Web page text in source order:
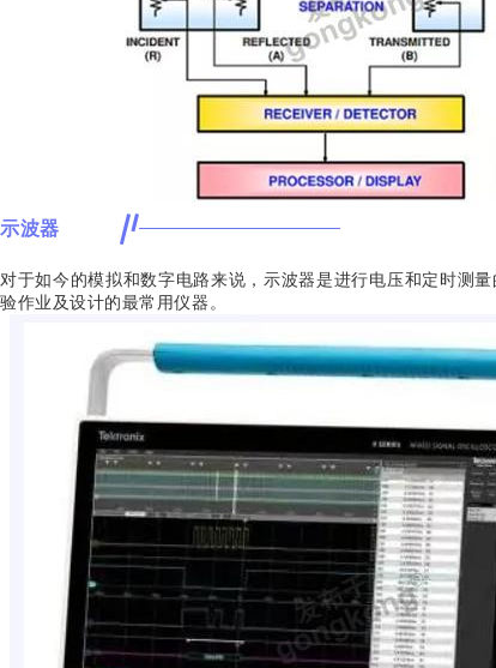
示波器
对于如今的模拟和数字电路来说，示波器是进行电压和定时测
验作业及设计的最常用仪器。